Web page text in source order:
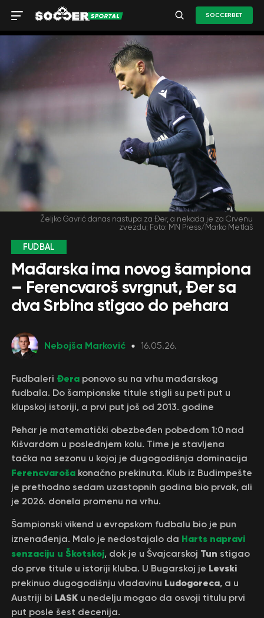
SOCCERBET
Željko Gavrić danas nastupa za Đer, a nekada je za Crvenu
zvezdu; Foto: MN Press/Marko Metlaš
FUDBAL
Mađarska ima novog šampiona
– Ferencvaroš svrgnut, Đer sa
dva Srbina stigao do pehara
Nebojša Marković 16.05.26.
Fudbaleri Đeraponovo su na vrhu mađarskog
fudbala. Do šampionske titule stigli su peti put u
klupskoj istoriji, a prvi put još od 2013. godine
Pehar je matematički obezbeđen pobedom 1:0 nad
Kišvardom u poslednjem kolu. Time je stavljena
tačka na sezonu u kojoj je dugogodišnja dominacija
Ferencvarošakonačno prekinuta. Klub iz Budimpešte
je prethodno sedam uzastopnih godina bio prvak, ali
je 2026. donela promenu na vrhu.
Šampionski vikend u evropskom fudbalu bio je pun
iznenađenja. Malo je nedostajalo da Harts napravi
senzaciju u Škotskoj, dok je u Švajcarskoj Tun stigao
do prve titule u istoriji kluba. U Bugarskoj je Levski
prekinuo dugogodišnju vladavinu Ludogoreca, a u
Austriji bi LASKu nedelju mogao da osvoji titulu prvi
put posle šest decenija.